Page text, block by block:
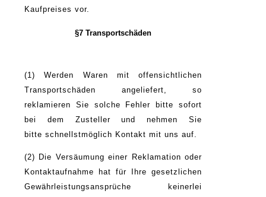
Kaufpreises vor.
§7 Transportschäden
(1) Werden Waren mit offensichtlichen
Transportschäden angeliefert, so
reklamieren Sie solche Fehler bitte sofort
bei dem Zusteller und nehmen Sie
bitte schnellstmöglich Kontakt mit uns auf.
(2) Die Versäumung einer Reklamation oder
Kontaktaufnahme hat für Ihre gesetzlichen
Gewährleistungsansprüche keinerlei